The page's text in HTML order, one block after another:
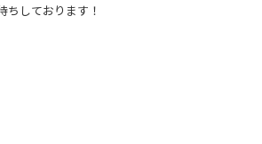
しております！